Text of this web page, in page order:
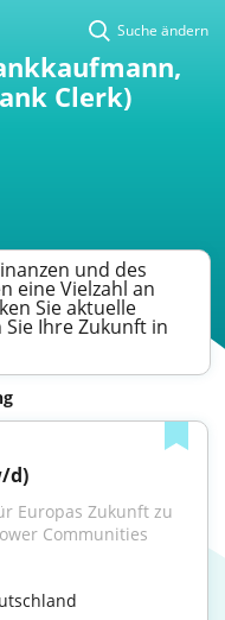
Suche ändern
Clerk)
und des
eine Vielzahl an
Sie aktuelle
Ihre Zukunft in
d)
Europas Zukunft zu
Communities